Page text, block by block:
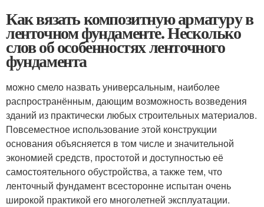
Как вязать композитную арматуру в
ленточном фундаменте. Несколько
слов об особенностях ленточного
фундамента
можно смело назвать универсальным, наиболее
распространённым, дающим возможность возведения
зданий из практически любых строительных материалов.
Повсеместное использование этой конструкции
основания объясняется в том числе и значительной
экономией средств, простотой и доступностью её
самостоятельного обустройства, а также тем, что
ленточный фундамент всесторонне испытан очень
широкой практикой его многолетней эксплуатации.